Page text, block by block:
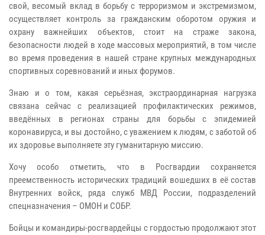
свой, весомый вклад в борьбу с терроризмом и экстремизмом,
осуществляет контроль за гражданским оборотом оружия и
охрану важнейших объектов, стоит на страже закона,
безопасности людей в ходе массовых мероприятий, в том числе
во время проведения в нашей стране крупных международных
спортивных соревнований и иных форумов.
Знаю и о том, какая серьёзная, экстраординарная нагрузка
связана сейчас с реализацией профилактических режимов,
введённых в регионах страны для борьбы с эпидемией
коронавируса, и вы достойно, с уважением к людям, с заботой об
их здоровье выполняете эту гуманитарную миссию.
Хочу особо отметить, что в Росгвардии сохраняется
преемственность исторических традиций вошедших в её состав
Внутренних войск, ряда служб МВД России, подразделений
спецназначения – ОМОН и СОБР.
Бойцы и командиры-росгвардейцы с гордостью продолжают этот